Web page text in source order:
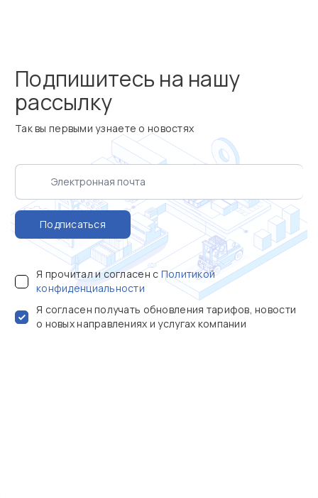
Подпишитесь на нашу
рассылку
Так вы первыми узнаете о новостях
Подписаться
Я прочитал и согласен с Политикой
конфиденциальности
Я согласен получать обновления тарифов, новости
о новых направлениях и услугах компании